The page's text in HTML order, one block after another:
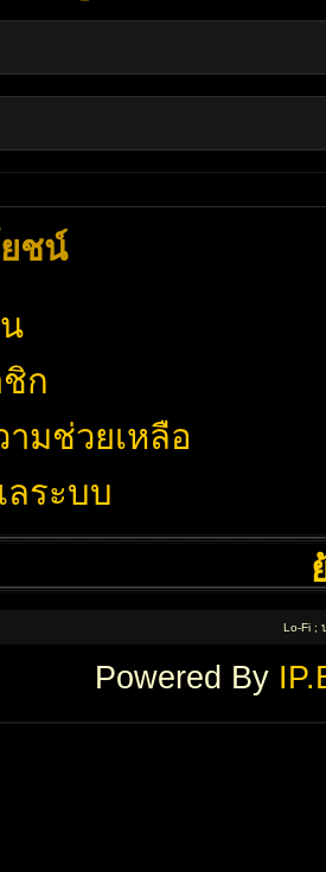
ชน์
ก
ามช่วยเหลือ
ระบบ
Lo-Fi ;
Powered By